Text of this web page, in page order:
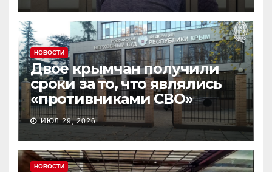
НОВОСТИ
Двое крымчан получили
сроки за то, что являлись
«противниками СВО»
ИЮЛ 29, 2026
НОВОСТИ